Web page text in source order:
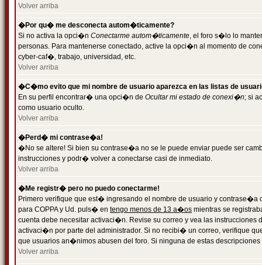
Volver arriba
�Por qu� me desconecta autom�ticamente?
Si no activa la opci�n Conectarme autom�ticamente, el foro s�lo lo
personas. Para mantenerse conectado, active la opci�n al momento de
cyber-caf�, trabajo, universidad, etc.
Volver arriba
�C�mo evito que mi nombre de usuario aparezca en las listas de
En su perfil encontrar� una opci�n de Ocultar mi estado de conexi�n; si
como usuario oculto.
Volver arriba
�Perd� mi contrase�a!
�No se altere! Si bien su contrase�a no se le puede enviar puede ser
instrucciones y podr� volver a conectarse casi de inmediato.
Volver arriba
�Me registr� pero no puedo conectarme!
Primero verifique que est� ingresando el nombre de usuario y
para COPPA y Ud. puls� en tengo menos de 13 a�os mientras se
cuenta debe necesitar activaci�n. Revise su correo y vea las
activaci�n por parte del administrador. Si no recibi� un correo, verifique
que usuarios an�nimos abusen del foro. Si ninguna de estas
Volver arriba